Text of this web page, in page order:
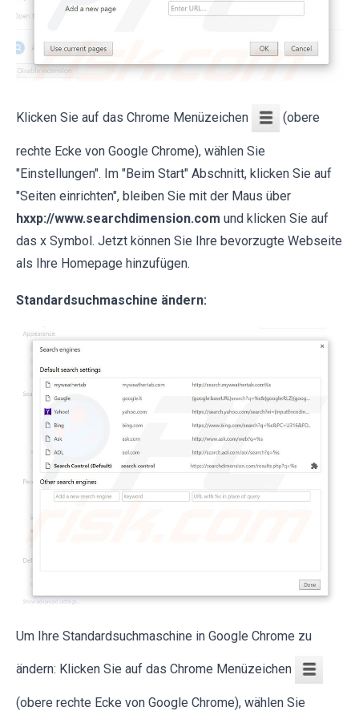
Klicken Sie auf das Chrome Menüzeichen (obere
rechte Ecke von Google Chrome), wählen Sie
"Einstellungen". Im "Beim Start" Abschnitt, klicken Sie auf
"Seiten einrichten", bleiben Sie mit der Maus über
hxxp://www.searchdimension.com und klicken Sie auf
das x Symbol. Jetzt können Sie Ihre bevorzugte Webseite
als Ihre Homepage hinzufügen.
Standardsuchmaschine ändern:
Um Ihre Standardsuchmaschine in Google Chrome zu
ändern: Klicken Sie auf das Chrome Menüzeichen
(obere rechte Ecke von Google Chrome), wählen Sie